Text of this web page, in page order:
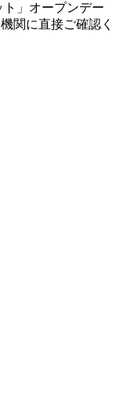
」オープンデー
関に直接ご確認く